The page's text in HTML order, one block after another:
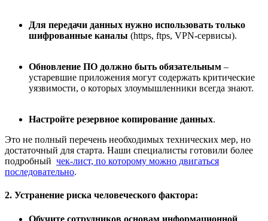
Для передачи данных нужно использовать только
шифрованные каналы (https, ftps, VPN-сервисы).
Обновление ПО должно быть обязательным –
устаревшие приложения могут содержать критические
уязвимости, о которых злоумышленники всегда знают.
Настройте резервное копирование данных.
Это не полный перечень необходимых технических мер, но
достаточный для старта. Наши специалисты готовили более
подробный чек-лист, по которому можно двигаться
последовательно.
2. Устранение риска человеческого фактора:
Обучите сотрудников основам информационной